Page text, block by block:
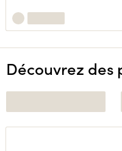
Découvrez des